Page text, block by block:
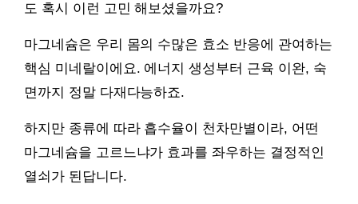
도 혹시 이런 고민 해보셨을까요?
마그네슘은 우리 몸의 수많은 효소 반응에 관여하는
핵심 미네랄이에요. 에너지 생성부터 근육 이완, 숙
면까지 정말 다재다능하죠.
하지만 종류에 따라 흡수율이 천차만별이라, 어떤
마그네슘을 고르느냐가 효과를 좌우하는 결정적인
열쇠가 된답니다.